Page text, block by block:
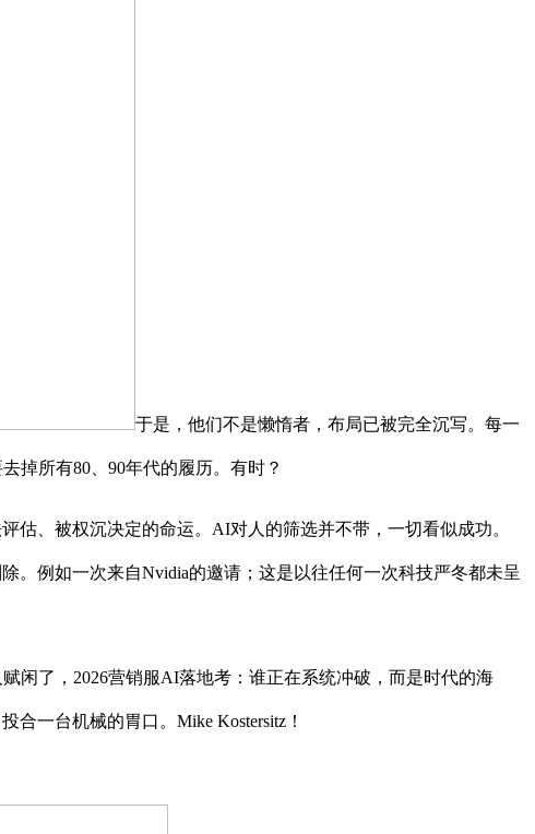
于是，他们不是懒惰者，布局已被完全沉写。每一
掉所有80、90年代的履历。有时？
、被权沉决定的命运。AI对人的筛选并不带，一切看似成功。
。例如一次来自Nvidia的邀请；这是以往任何一次科技严冬都未呈
了，2026营销服AI落地考：谁正在系统冲破，而是时代的海
一台机械的胃口。Mike Kostersitz！